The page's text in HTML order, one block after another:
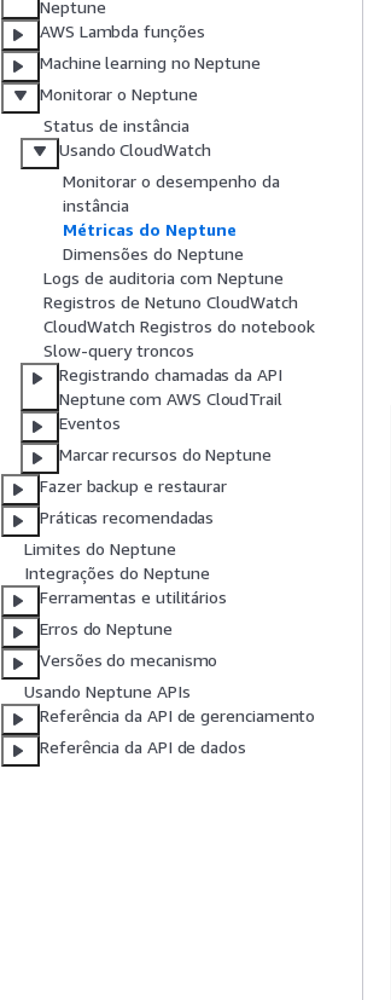
Neptune
AWS Lambda funções
Machine learning no Neptune
Monitorar o Neptune
Status de instância
Usando CloudWatch
Monitorar o desempenho da
instância
Métricas do Neptune
Dimensões do Neptune
Logs de auditoria com Neptune
Registros de Netuno CloudWatch
CloudWatch Registros do notebook
Slow-query troncos
Registrando chamadas da API
Neptune com AWS CloudTrail
Eventos
Marcar recursos do Neptune
Fazer backup e restaurar
Práticas recomendadas
Limites do Neptune
Integrações do Neptune
Ferramentas e utilitários
Erros do Neptune
Versões do mecanismo
Usando Neptune APIs
Referência da API de gerenciamento
Referência da API de dados